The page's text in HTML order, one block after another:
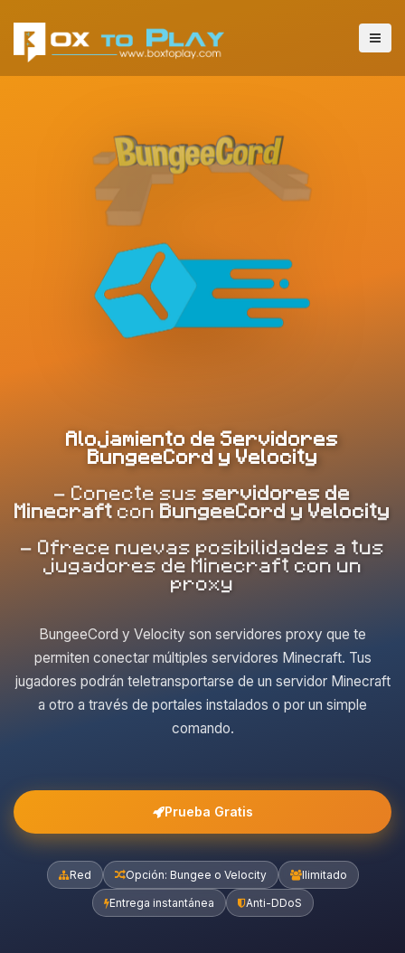
Alojamiento de Servidores
BungeeCord y Velocity
- Conecte sus servidores de
Minecraft con BungeeCord y Velocity
- Ofrece nuevas posibilidades a tus
jugadores de Minecraft con un
proxy
BungeeCord y Velocity son servidores proxy que te
permiten conectar múltiples servidores Minecraft. Tus
jugadores podrán teletransportarse de un servidor Minecraft
a otro a través de portales instalados o por un simple
comando.
Prueba Gratis
Red Opción: Bungee o Velocity Ilimitado
Entrega instantánea Anti-DDoS